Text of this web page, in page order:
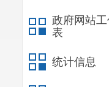
政府网站
表
统计信息